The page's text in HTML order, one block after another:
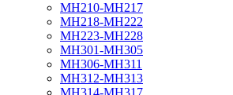
МН210-МН217
МН218-МН222
МН223-МН228
МН301-МН305
МН306-МН311
МН312-МН313
МН314-МН317